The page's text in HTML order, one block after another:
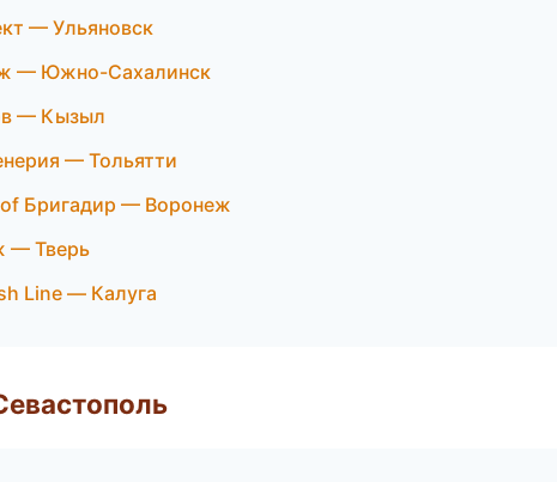
— Ульяновск
— Южно-Сахалинск
— Кызыл
— Тольятти
Бригадир — Воронеж
— Тверь
Line — Калуга